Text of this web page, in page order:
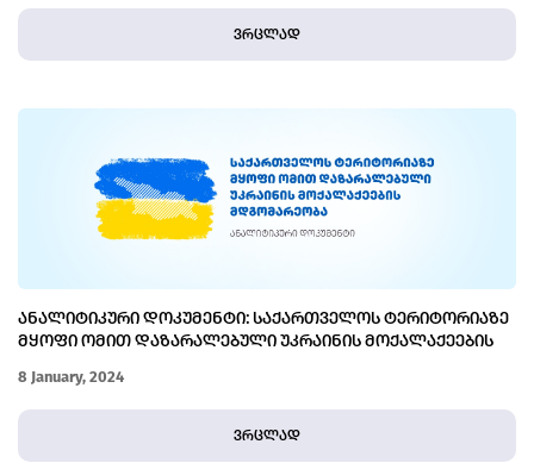
ვრცლად
ᲐᲜᲐᲚᲘᲢᲘᲙᲣᲠᲘ ᲓᲝᲙᲣᲛᲔᲜᲢᲘ: ᲡᲐᲥᲐᲠᲗᲕᲔᲚᲝᲡ ᲢᲔᲠᲘᲢᲝᲠᲘᲐᲖᲔ
ᲛᲧᲝᲤᲘ ᲝᲛᲘᲗ ᲓᲐᲖᲐᲠᲐᲚᲔᲑᲣᲚᲘ ᲣᲙᲠᲐᲘᲜᲘᲡ ᲛᲝᲥᲐᲚᲐᲥᲔᲔᲑᲘᲡ
8 January, 2024
ვრცლად